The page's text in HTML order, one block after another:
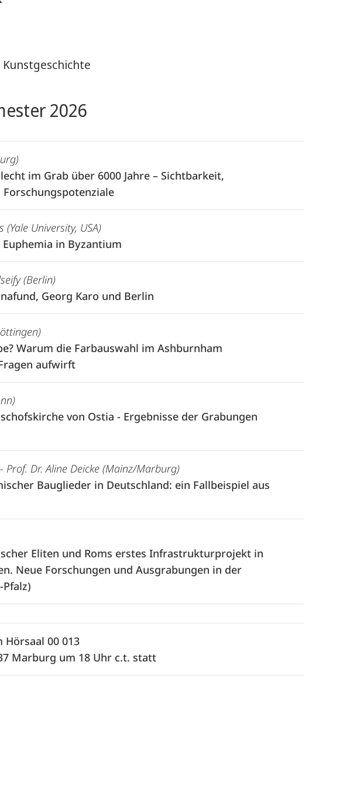
2026
im Grab über 6000 Jahre – Sichtbarkeit,
University, USA)
in Byzantium
(Berlin)
Georg Karo und Berlin
Warum die Farbauswahl im Ashburnham
aufwirft
von Ostia - Ergebnisse der Grabungen
Prof. Dr. Aline Deicke (Mainz/Marburg)
Bauglieder in Deutschland: ein Fallbeispiel aus
Eliten und Roms erstes Infrastrukturprojekt in
Neue Forschungen und Ausgrabungen in der
00 013
Marburg um 18 Uhr c.t. statt